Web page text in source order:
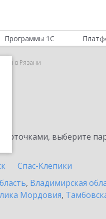
Программы 1С
в Рязани
выберите
Спас-Клепики
, Владимирская
Мордовия,